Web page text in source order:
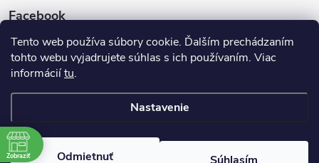
Tento web používa súbory cookie. Ďalším prechádzaním
tohto webu vyjadrujete súhlas s ich používaním. Viac
informáciítu.
Nastavenie
Odmietnuť
Facebook
Copyright 2026 Hokejovekorcule.sk. Všetky práva vyhradené.
Zobraziť